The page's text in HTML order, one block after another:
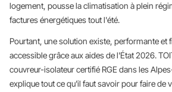
logement, pousse la climatisation à plein
factures énergétiques tout l'été.
Pourtant, une solution existe, performante et
accessible grâce aux aides de l'État 2026.
couvreur-isolateur certifié RGE dans les
explique tout ce qu'il faut savoir pour faire de